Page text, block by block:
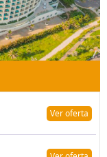
Ver oferta